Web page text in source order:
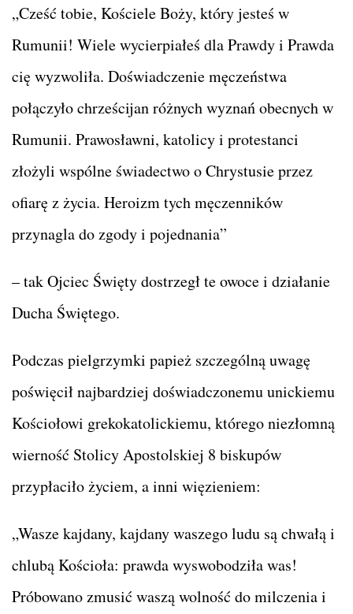
„Cześć tobie, Kościele Boży, który jesteś w
Rumunii! Wiele wycierpiałeś dla Prawdy i Prawda
cię wyzwoliła. Doświadczenie męczeństwa
połączyło chrześcijan różnych wyznań obecnych w
Rumunii. Prawosławni, katolicy i protestanci
złożyli wspólne świadectwo o Chrystusie przez
ofiarę z życia. Heroizm tych męczenników
przynagla do zgody i pojednania”
– tak Ojciec Święty dostrzegł te owoce i działanie
Ducha Świętego.
Podczas pielgrzymki papież szczególną uwagę
poświęcił najbardziej doświadczonemu unickiemu
Kościołowi grekokatolickiemu, którego niezłomną
wierność Stolicy Apostolskiej 8 biskupów
przypłaciło życiem, a inni więzieniem:
„Wasze kajdany, kajdany waszego ludu są chwałą i
chlubą Kościoła: prawda wyswobodziła was!
Próbowano zmusić waszą wolność do milczenia i